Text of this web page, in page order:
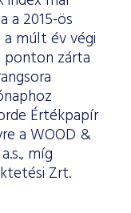
a 2015-ös
múlt év végi
ponton zárta
Értékpapír
a WOOD &
míg
Zrt.